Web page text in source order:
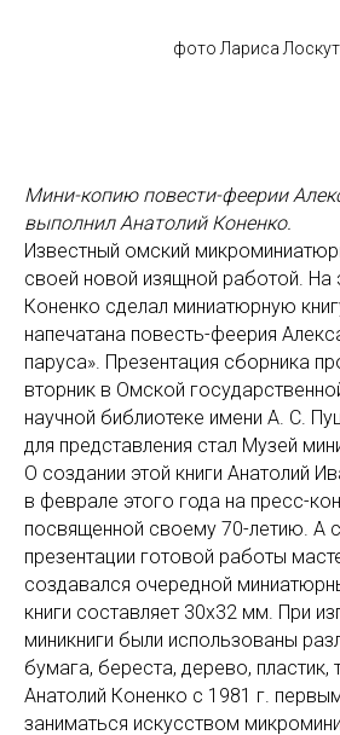
фото Лариса
Мини-копию повести-феерии
выполнил Анатолий Коненко.
Известный омский
своей новой изящной работой. На
Коненко сделал миниатюрную
напечатана повесть-феерия
паруса». Презентация сборника
вторник в Омской
научной библиотеке имени А. С.
для представления стал Музей
О создании этой книги Анатолий
в феврале этого года на пресс-
посвященной своему 70-летию. А
презентации готовой работы
создавался очередной
книги составляет 30х32 мм. При
миникниги были использованы
бумага, береста, дерево, пластик,
Анатолий Коненко с 1981 г.
заниматься искусством